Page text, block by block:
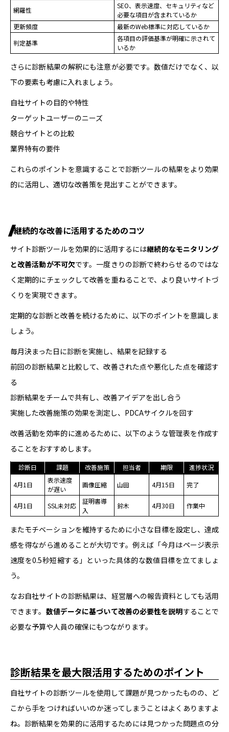
網羅性
SEO、表示速度、セキュリティなど
必要な項目が含まれているか
更新頻度
最新のWeb標準に対応しているか
判定基準
各項目の評価基準が明確に示されて
いるか
さらに診断結果の解釈にも注意が必要です。数値だけでなく、以
下の要素も考慮に入れましょう。
自社サイトの目的や特性
ターゲットユーザーのニーズ
競合サイトとの比較
業界特有の要件
これらのポイントを意識することで診断ツールの結果をより効果
的に活用し、適切な改善策を見出すことができます。
継続的な改善に活用するためのコツ
サイト診断ツールを効果的に活用するには継続的なモニタリング
と改善活動が不可欠です。一度きりの診断で終わらせるのではな
く定期的にチェックして改善を重ねることで、より良いサイトづ
くりを実現できます。
定期的な診断と改善を続けるために、以下のポイントを意識しま
しょう。
毎月決まった日に診断を実施し、結果を記録する
前回の診断結果と比較して、改善された点や悪化した点を確認す
る
診断結果をチームで共有し、改善アイデアを出し合う
実施した改善施策の効果を測定し、PDCAサイクルを回す
改善活動を効率的に進めるために、以下のような管理表を作成す
ることをおすすめします。
診断日 課題 改善施策 担当者 期限
進捗状況
4月1日
表示速度
が遅い
画像圧縮 山田 4月15日 完了
4月1日 SSL未対応
証明書導
入
鈴木 4月30日 作業中
またモチベーションを維持するために小さな目標を設定し、達成
感を得ながら進めることが大切です。例えば「今月はページ表示
速度を0.5秒短縮する」といった具体的な数値目標を立てましょ
う。
なお自社サイトの診断結果は、経営層への報告資料としても活用
できます。 数値データに基づいて改善の必要性を説明することで
必要な予算や人員の確保にもつながります。
診断結果を最大限活用するためのポイント
自社サイトの診断ツールを使用して課題が見つかったものの、ど
こから手をつければいいのか迷ってしまうことはよくありますよ
ね。診断結果を効果的に活用するためには見つかった問題点の分